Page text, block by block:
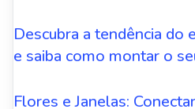
Descubra a tendência do
e saiba como montar o
Flores e Janelas: